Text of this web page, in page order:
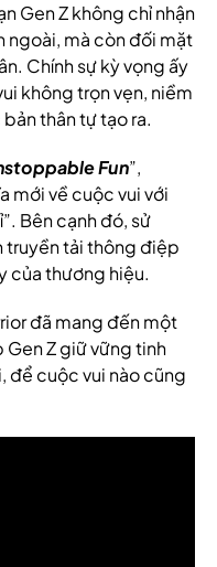
Gen Z không chỉ nhận
ngoài, mà còn đối mặt
Chính sự kỳ vọng ấy
không trọn vẹn, niềm
thân tự tạo ra.
Fun”,
mới về cuộc vui với
Bên cạnh đó, sử
truyền tải thông điệp
của thương hiệu.
đã mang đến một
Z giữ vững tinh
để cuộc vui nào cũng